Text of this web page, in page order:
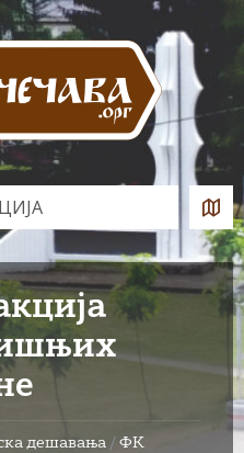
дешавања / ФК